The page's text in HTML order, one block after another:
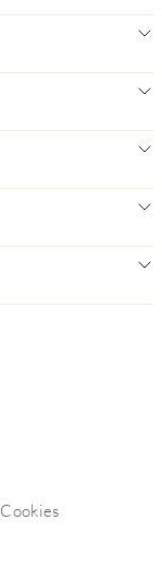
Cookies